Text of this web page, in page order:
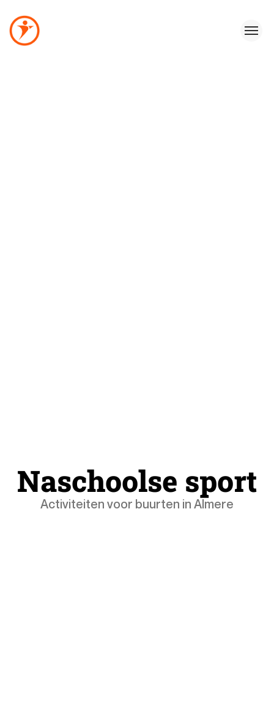
Naschoolse sport
Activiteiten voor buurten in Almere